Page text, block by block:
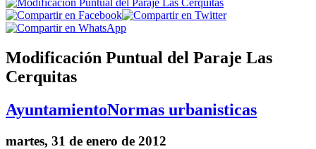
Modificación Puntual del Paraje Las
Cerquitas
AyuntamientoNormas urbanisticas
martes, 31 de enero de 2012